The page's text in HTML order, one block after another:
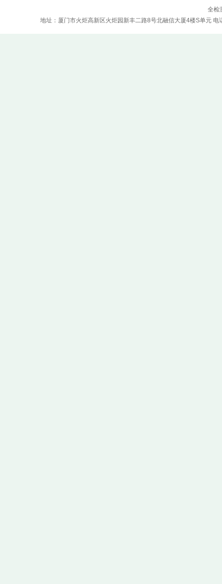
全检
地址：厦门市火炬高新区火炬园新丰二路8号北融信大厦4楼S单元